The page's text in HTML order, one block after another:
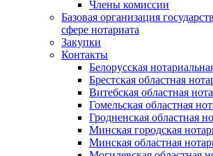
Члены комиссии
Базовая организация
сфере нотариата
Закупки
Контакты
Белорусская
Брестская областная
Витебская областная
Гомельская областная
Гродненская областная
Минская городская
Минская областная